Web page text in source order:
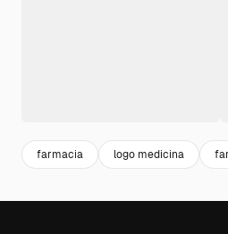
farmacia logo medicina